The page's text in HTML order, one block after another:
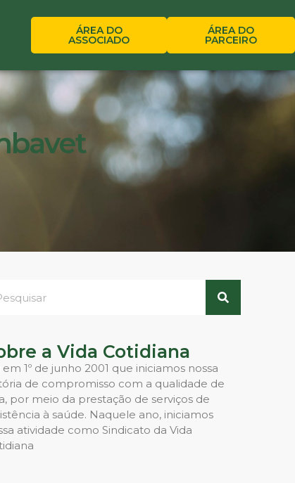
ÁREA DO
ASSOCIADO
ÁREA DO
PARCEIRO
a Vida Cotidiana
em 1º de junho 2001 que iniciamos nossa
de compromisso com a qualidade de
por meio da prestação de serviços de
à saúde. Naquele ano, iniciamos
atividade como Sindicato da Vida